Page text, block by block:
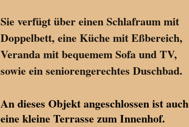
Sie verfügt über einen Schlafraum mit
Doppelbett, eine Küche mit Eßbereich,
Veranda mit bequemem Sofa und TV,
sowie ein seniorengerechtes Duschbad.
An dieses Objekt angeschlossen ist auch
eine kleine Terrasse zum Innenhof.